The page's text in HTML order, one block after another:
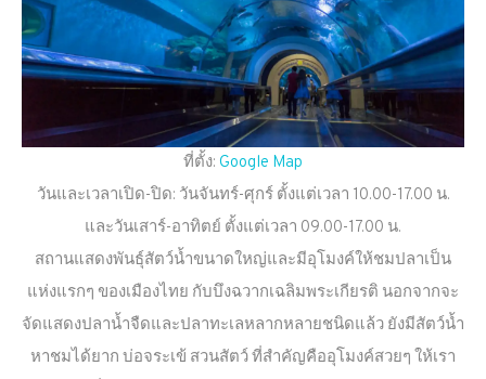
ที่ตั้ง: Google Map
วันและเวลาเปิด-ปิด: วันจันทร์-ศุกร์ ตั้งแต่เวลา 10.00-17.00 น.
และวันเสาร์-อาทิตย์ ตั้งแต่เวลา 09.00-17.00 น.
สถานแสดงพันธุ์สัตว์น้ำขนาดใหญ่และมีอุโมงค์ให้ชมปลาเป็น
แห่งแรกๆ ของเมืองไทย กับบึงฉวากเฉลิมพระเกียรติ นอกจากจะ
จัดแสดงปลาน้ำจืดและปลาทะเลหลากหลายชนิดแล้ว ยังมีสัตว์น้ำ
หาชมได้ยาก บ่อจระเข้ สวนสัตว์ ที่สำคัญคืออุโมงค์สวยๆ ให้เรา